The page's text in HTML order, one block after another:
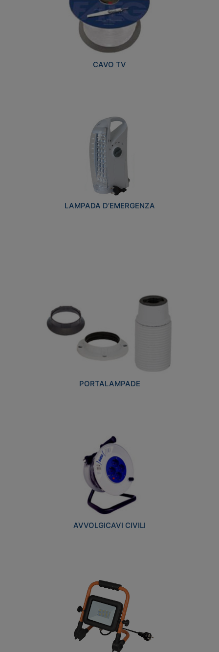
CAVO TV
LAMPADA D’EMERGENZA
PORTALAMPADE
AVVOLGICAVI CIVILI